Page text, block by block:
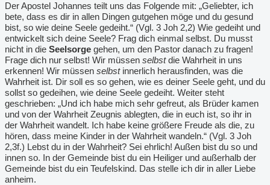
Der Apostel Johannes teilt uns das Folgende mit: „Geliebter, ich
bete, dass es dir in allen Dingen gutgehen möge und du gesund
bist, so wie deine Seele gedeiht.“ (Vgl. 3 Joh 2,2) Wie gedeiht und
entwickelt sich deine Seele? Frag dich einmal selbst. Du musst
nicht in die Seelsorge gehen, um den Pastor danach zu fragen!
Frage dich nur selbst! Wir müssen selbstdie Wahrheit in uns
erkennen! Wir müssen selbst innerlich herausfinden, was die
Wahrheit ist. Dir soll es so gehen, wie es deiner Seele geht, und du
sollst so gedeihen, wie deine Seele gedeiht. Weiter steht
geschrieben: „Und ich habe mich sehr gefreut, als Brüder kamen
und von der Wahrheit Zeugnis ablegten, die in euch ist, so ihr in
der Wahrheit wandelt. Ich habe keine größere Freude als die, zu
hören, dass meine Kinder in der Wahrheit wandeln.“ (Vgl. 3 Joh
2,3f.) Lebst du in der Wahrheit? Sei ehrlich! Außen bist du so und
innen so. In der Gemeinde bist du ein Heiliger und außerhalb der
Gemeinde bist du ein Teufelskind. Das stelle ich dir in aller Liebe
anheim.